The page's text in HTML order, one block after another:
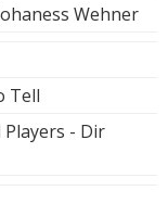
Wehner
Tell
- Dir